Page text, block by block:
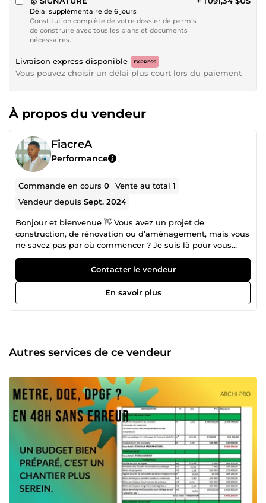
Délai supplémentaire de 6 jours
Constitution complète de votre dossier de permis
de construire avec tous les plans et documents
nécessaires.
Livraison express disponible EXPRESS
Vous pouvez choisir un délai plus court lors du paiement
À propos du vendeur
FiacreA
Performance
Commande en cours0 Vente au total1
Vendeur depuisSept. 2024
Bonjour et bienvenue 👋 Vous avez un projet de
construction, de rénovation ou d’aménagement, mais vous
ne savez pas par où commencer ? Je suis là pour vous
accompagner, de la première idée jusqu’aux documents
dont vous avez besoin pour avancer sereinement. Depuis
plusieurs années, j’aide des particuliers, des
professionnels et des promoteurs à concrétiser leurs
projets grâce à des plans architecturaux, des dossiers de
documents clairs, des visuels réalistes et un
accompagnement sérieux pour que vous puissiez prendre
projet est étudié avec attention, parce qu’un bon projet ne
commence pas seulement par un dessin, mais par une
bonne compréhension de vos besoins. Que vous soyez un
particulier qui construit sa maison ou un professionnel à la
recherche d’un partenaire fiable, je serai ravi de vous
Contacter le vendeur
En savoir plus
Autres services de ce vendeur